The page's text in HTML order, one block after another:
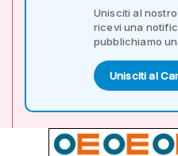
Unisciti al
ricevi una
pubblichiamo
Unisciti al